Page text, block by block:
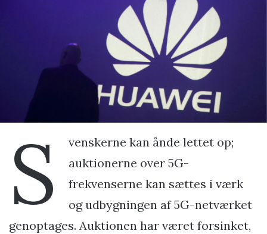
S
venskerne kan ånde lettet op;
auktionerne over 5G-
frekvenserne kan sættes i værk
og udbygningen af 5G-netværket
genoptages. Auktionen har været forsinket,